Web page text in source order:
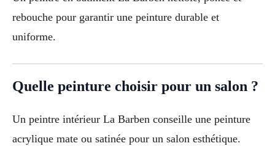
rebouche pour garantir une peinture durable et
uniforme.
Quelle peinture choisir pour un salon ?
Un peintre intérieur La Barben conseille une peinture
acrylique mate ou satinée pour un salon esthétique.